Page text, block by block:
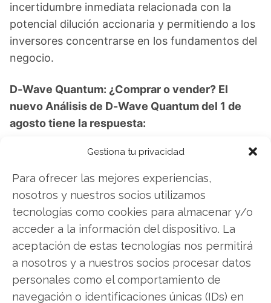
Gestiona tu privacidad
Para ofrecer las mejores experiencias,
nosotros y nuestros socios utilizamos
tecnologías como cookies para almacenar y/o
acceder a la información del dispositivo. La
aceptación de estas tecnologías nos permitirá
a nosotros y a nuestros socios procesar datos
personales como el comportamiento de
navegación o identificaciones únicas (IDs) en
incertidumbre inmediata relacionada con la
potencial dilución accionaria y permitiendo a los
inversores concentrarse en los fundamentos del
negocio.
D-Wave Quantum: ¿Comprar o vender? El
nuevo Análisis de D-Wave Quantum del 1 de
agosto tiene la respuesta:
Los últimos resultados de D-Wave Quantum son
los inversores de D-Wave Quantum. ¿Merece la
pena invertir o es momento de vender? En el
Análisis gratuito actual del 1 de agosto
descubrirá exactamente qué hacer.
D-Wave Quantum: ¿Comprar o vender?¡Lee
más aquí!